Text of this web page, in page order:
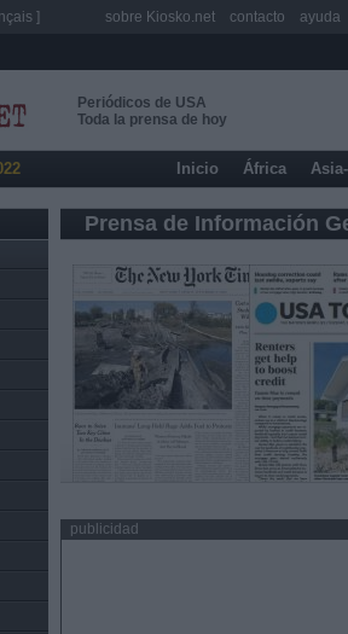
Periódicos de USA
Toda la prensa de hoy
Inicio África
Prensa de Información
publicidad
] sobre Kiosko.net contacto ayuda